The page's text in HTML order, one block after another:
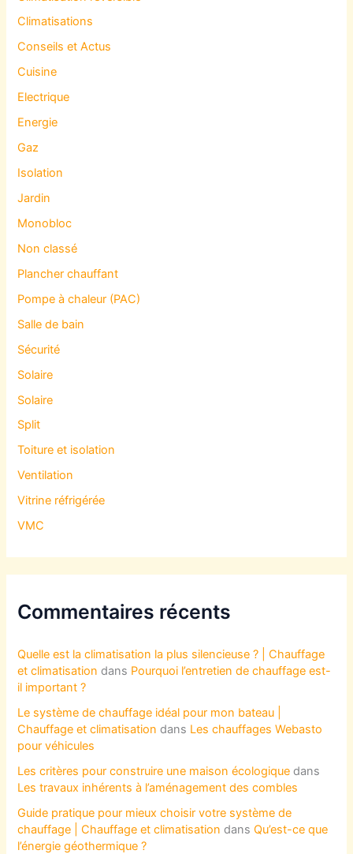
Climatisations
Conseils et Actus
Cuisine
Electrique
Energie
Gaz
Isolation
Jardin
Monobloc
Non classé
Plancher chauffant
Pompe à chaleur (PAC)
Salle de bain
Sécurité
Solaire
Solaire
Split
Toiture et isolation
Ventilation
Vitrine réfrigérée
VMC
Commentaires récents
Quelle est la climatisation la plus silencieuse ? | Chauffage
et climatisation dans Pourquoi l’entretien de chauffage est-
il important ?
Le système de chauffage idéal pour mon bateau |
Chauffage et climatisation dans Les chauffages Webasto
pour véhicules
Les critères pour construire une maison écologique dans
Les travaux inhérents à l’aménagement des combles
Guide pratique pour mieux choisir votre système de
chauffage | Chauffage et climatisation dansQu’est-ce que
l’énergie géothermique ?